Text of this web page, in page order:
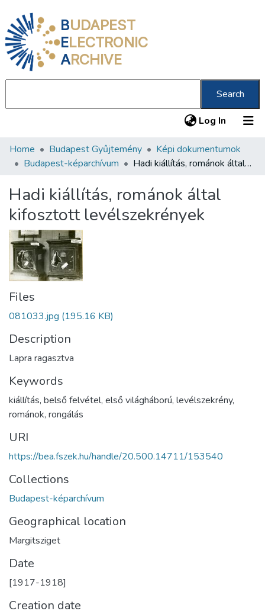
BUDAPEST
ELECTRONIC
ARCHIVE
Search
Log In (current)
Communities & Collections
Statistics
About us
Home Budapest Gyűjtemény
Képi dokumentumok
Budapest-képarchívum
Hadi kiállítás, románok által kifosztott levélszekrények
Hadi kiállítás, románok által
kifosztott levélszekrények
Files
081033.jpg (195.16 KB)
Description
Lapra ragasztva
Keywords
kiállítás, belső felvétel, első világháború, levélszekrény,
románok, rongálás
URI
https://bea.fszek.hu/handle/20.500.14711/153540
Collections
Budapest-képarchívum
Geographical location
Margitsziget
Date
[1917-1918]
Creation date